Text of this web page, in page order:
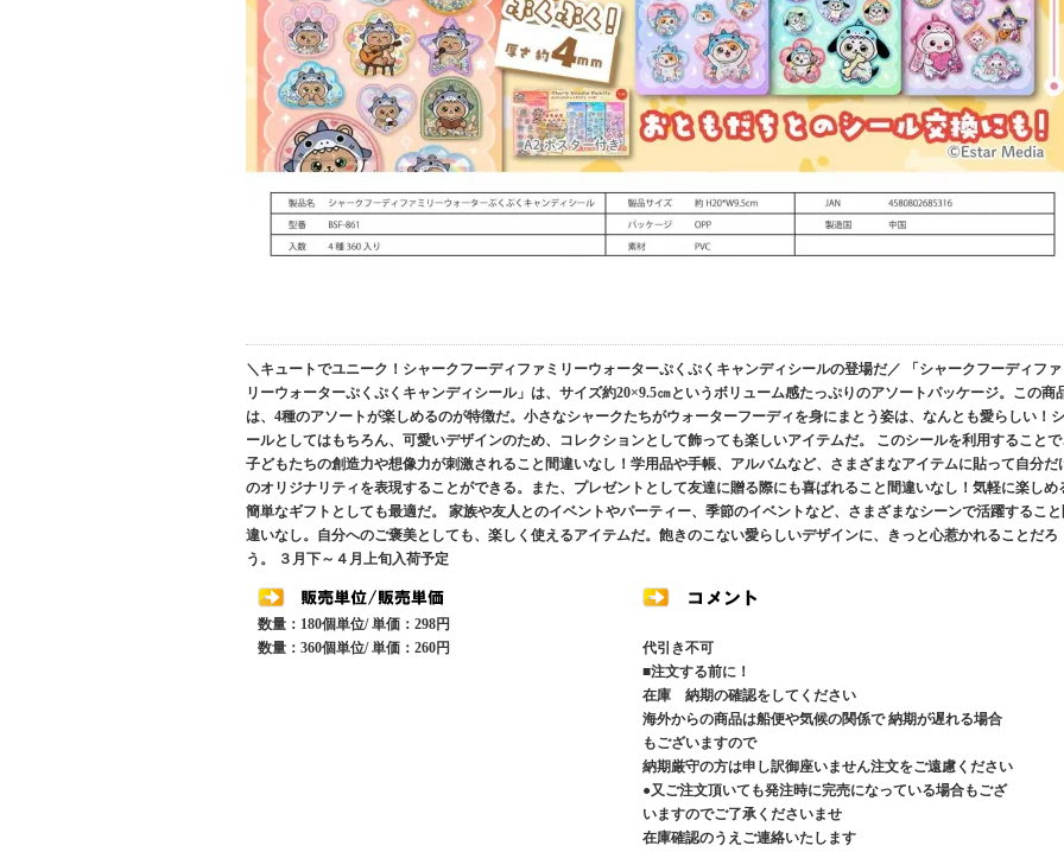
＼キュートでユニーク！シャークフーディファミリーウォーターぷくぷくキャンディシールの登場だ／ 「シャークフーディフ
リーウォーターぷくぷくキャンディシール」は、サイズ約20×9.5㎝というボリューム感たっぷりのアソートパッケージ。この商
は、4種のアソートが楽しめるのが特徴だ。小さなシャークたちがウォーターフーディを身にまとう姿は、なんとも愛らしい！シ
ールとしてはもちろん、可愛いデザインのため、コレクションとして飾っても楽しいアイテムだ。 このシールを利用すること
子どもたちの創造力や想像力が刺激されること間違いなし！学用品や手帳、アルバムなど、さまざまなアイテムに貼って自分だ
のオリジナリティを表現することができる。また、プレゼントとして友達に贈る際にも喜ばれること間違いなし！気軽に楽しめ
簡単なギフトとしても最適だ。 家族や友人とのイベントやパーティー、季節のイベントなど、さまざまなシーンで活躍するこ
違いなし。自分へのご褒美としても、楽しく使えるアイテムだ。飽きのこない愛らしいデザインに、きっと心惹かれることだろ
う。 ３月下～４月上旬入荷予定
数量：180個単位/ 単価：298円
数量：360個単位/ 単価：260円
代引き不可
■注文する前に！
在庫 納期の確認をしてください
海外からの商品は船便や気候の関係で 納期が遅れる場合
もございますので
納期厳守の方は申し訳御座いません注文をご遠慮ください
●又ご注文頂いても発注時に完売になっている場合もござ
いますのでご了承くださいませ
在庫確認のうえご連絡いたします